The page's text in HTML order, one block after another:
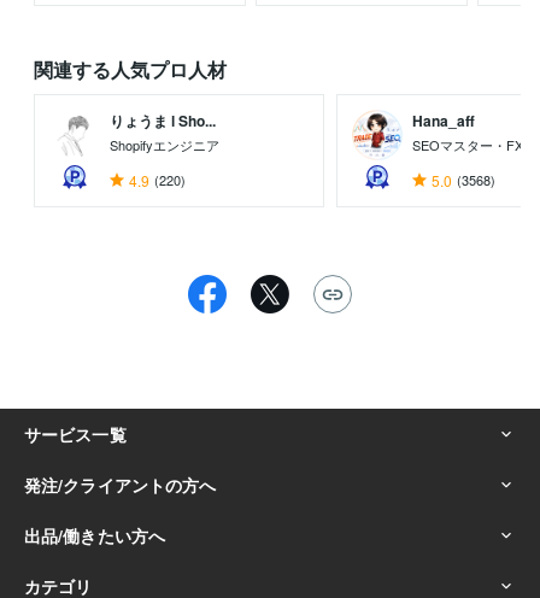
関連する人気プロ人材
りょうま l Sho...
Shopifyエンジニア
4.9 (220)
Hana_aff
SEOマスター・FX
5.0 (3568)